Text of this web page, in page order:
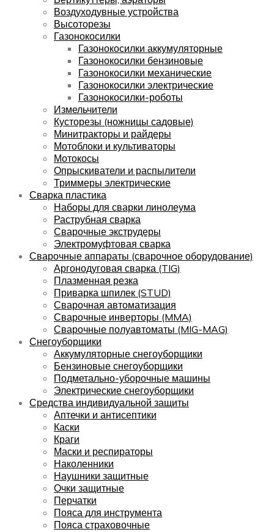
Воздуходувные устройства
Высоторезы
Газонокосилки
Газонокосилки аккумуляторные
Газонокосилки бензиновые
Газонокосилки механические
Газонокосилки электрические
Газонокосилки-роботы
Измельчители
Кусторезы (ножницы садовые)
Минитракторы и райдеры
Мотоблоки и культиваторы
Мотокосы
Опрыскиватели и распылители
Триммеры электрические
Сварка пластика
Наборы для сварки линолеума
Раструбная сварка
Сварочные экструдеры
Электромуфтовая сварка
Сварочные аппараты (сварочное оборудование)
Аргонодуговая сварка (TIG)
Плазменная резка
Приварка шпилек (STUD)
Сварочная автоматизация
Сварочные инверторы (MMA)
Сварочные полуавтоматы (MIG-MAG)
Снегоуборщики
Аккумуляторные снегоуборщики
Бензиновые снегоуборщики
Подметально-уборочные машины
Электрические снегоуборщики
Средства индивидуальной защиты
Аптечки и антисептики
Каски
Краги
Маски и респираторы
Наколенники
Наушники защитные
Очки защитные
Перчатки
Пояса для инструмента
Пояса страховочные